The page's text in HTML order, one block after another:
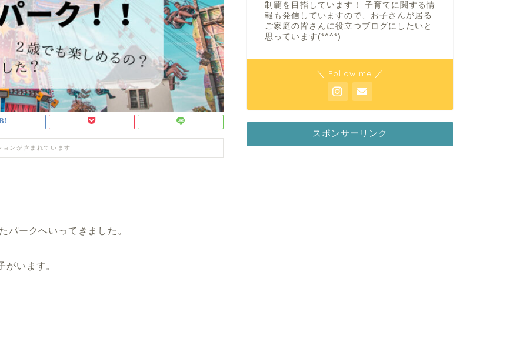
ンが含まれています
パークへいってきました。
います。
制覇を目指しています！ 子育てに関する情
報も発信していますので、お子さんが居る
ご家庭の皆さんに役立つブログにしたいと
思っています(*^^*)
＼ Follow me ／
スポンサーリンク